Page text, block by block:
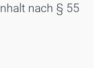
nach § 55